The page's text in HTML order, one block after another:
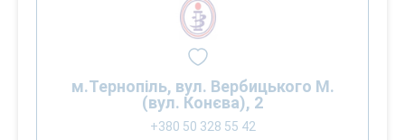
м.Тернопіль, вул. Вербицького М.
(вул. Конєва), 2
+380 50 328 55 42